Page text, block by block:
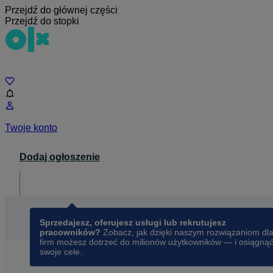
Przejdź do głównej części
Przejdź do stopki
Twoje konto
Dodaj ogłoszenie
Sprzedajesz, oferujesz usługi lub rekrutujesz
pracowników? Zobacz, jak dzięki naszym rozwiązaniom dla
firm możesz dotrzeć do milionów użytkowników — i osiągnąć
swoje cele.